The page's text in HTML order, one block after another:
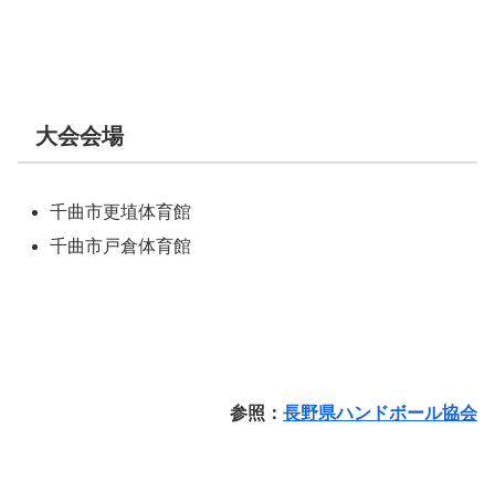
大会会場
千曲市更埴体育館
千曲市戸倉体育館
参照： 長野県ハンドボール協会